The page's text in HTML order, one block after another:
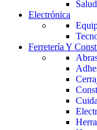
Salud
Electrónica
Ferretería Y